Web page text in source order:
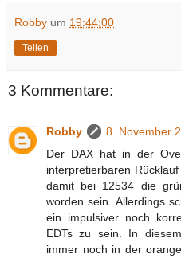
Robby um 19:44:00
Teilen
3 Kommentare:
Robby
8. November
Der DAX hat in der
interpretierbaren
damit bei 12534 die
worden sein. Allerdings
ein impulsiver noch
EDTs zu sein. In
immer noch in der